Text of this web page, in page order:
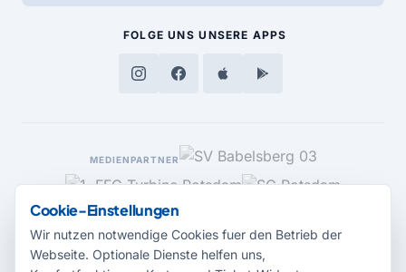
FOLGE UNS UNSERE APPS
MEDIENPARTNER
Cookie-Einstellungen
Wir nutzen notwendige Cookies fuer den Betrieb der
Webseite. Optionale Dienste helfen uns,